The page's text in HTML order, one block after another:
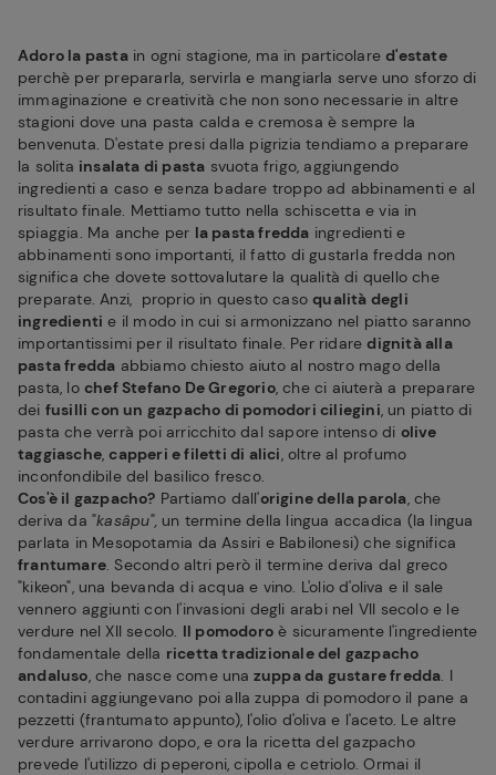
Adoro la pastain ogni stagione, ma in particolared'estate
perchè per prepararla, servirla e mangiarla serve uno sforzo di
immaginazione e creatività che non sono necessarie in altre
stagioni dove una pasta calda e cremosa è sempre la
benvenuta. D'estate presi dalla pigrizia tendiamo a preparare
la solita insalata di pasta svuota frigo, aggiungendo
ingredienti a caso e senza badare troppo ad abbinamenti e al
risultato finale. Mettiamo tutto nella schiscetta e via in
spiaggia. Ma anche per la pasta fredda ingredienti e
abbinamenti sono importanti, il fatto di gustarla fredda non
significa che dovete sottovalutare la qualità di quello che
preparate. Anzi, proprio in questo casoqualità degli
ingredienti e il modo in cui si armonizzano nel piatto saranno
importantissimi per il risultato finale. Per ridaredignità alla
pasta fredda abbiamo chiesto aiuto al nostro mago della
pasta, lochef Stefano De Gregorio, che ci aiuterà a preparare
dei fusilli con un gazpacho di pomodori ciliegini, un piatto di
pasta che verrà poi arricchito dal sapore intenso di olive
taggiasche,capperi e filetti di alici, oltre al profumo
inconfondibile del basilico fresco.
Cos'è il gazpacho? Partiamo dall'origine della parola, che
deriva da "kasâpu", un termine della lingua accadica (la lingua
parlata in Mesopotamia da Assiri e Babilonesi) che significa
frantumare. Secondo altri però il termine deriva dal greco
"kikeon", una bevanda di acqua e vino. L'olio d'oliva e il sale
vennero aggiunti con l'invasioni degli arabi nel VII secolo e le
verdure nel XII secolo. Il pomodoro è sicuramente l'ingrediente
fondamentale della ricetta tradizionale del gazpacho
andaluso, che nasce come una zuppa da gustare fredda. I
contadini aggiungevano poi alla zuppa di pomodoro il pane a
pezzetti (frantumato appunto), l'olio d'oliva e l'aceto. Le altre
verdure arrivarono dopo, e ora la ricetta del gazpacho
prevede l'utilizzo di peperoni, cipolla e cetriolo. Ormai il